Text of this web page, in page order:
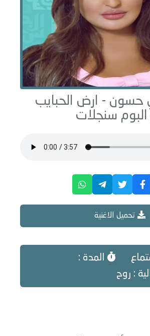
حسون - ارض الحبايب
سنجلات
تحميل الاغنية
المدة :
: روح